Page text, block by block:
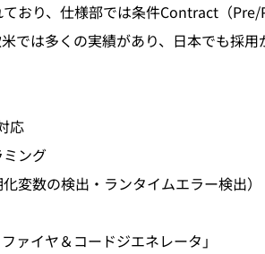
おり、仕様部では条件Contract（
では多くの実績があり、日本でも採用
応
ング
変数の検出・ランタイムエラー検出）
ァイヤ＆コードジエネレータ」